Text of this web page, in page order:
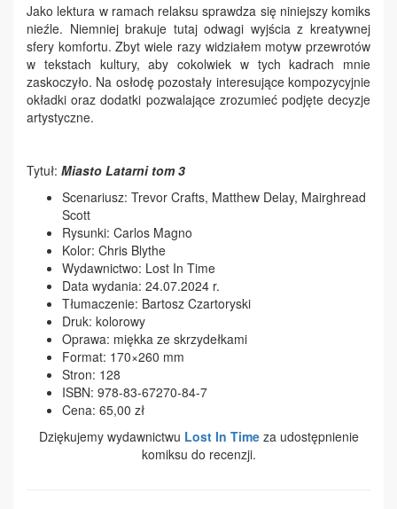
Jako lektura w ramach relaksu sprawdza się niniejszy komiks
nieźle. Niemniej brakuje tutaj odwagi wyjścia z kreatywnej
sfery komfortu. Zbyt wiele razy widziałem motyw przewrotów
w tekstach kultury, aby cokolwiek w tych kadrach mnie
zaskoczyło. Na osłodę pozostały interesujące kompozycyjnie
okładki oraz dodatki pozwalające zrozumieć podjęte decyzje
artystyczne.
Tytuł: Miasto Latarni tom 3
Scenariusz: Trevor Crafts, Matthew Delay, Mairghread
Scott
Rysunki: Carlos Magno
Kolor: Chris Blythe
Wydawnictwo: Lost In Time
Data wydania: 24.07.2024 r.
Tłumaczenie: Bartosz Czartoryski
Druk: kolorowy
Oprawa: miękka ze skrzydełkami
Format: 170×260 mm
Stron: 128
ISBN: 978-83-67270-84-7
Cena: 65,00 zł
Dziękujemy wydawnictwu Lost In Time za udostępnienie
komiksu do recenzji.